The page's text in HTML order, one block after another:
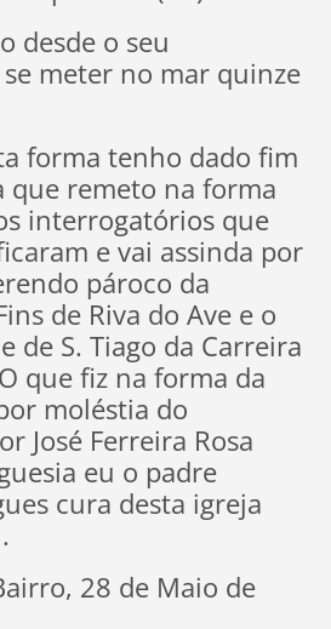
o seu
meter no mar quinze
forma tenho dado fim
que remeto na forma
interrogatórios que
e vai assinda por
pároco da
de Riva do Ave e o
de S. Tiago da Carreira
que fiz na forma da
moléstia do
José Ferreira Rosa
eu o padre
cura desta igreja
28 de Maio de